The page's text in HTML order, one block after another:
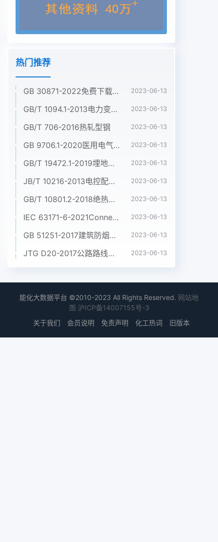
热门推荐
GB 30871-2022免费下载危险化学品企业特殊作业安全规范 2023-06-13
GB/T 1094.1-2013电力变压器 第1部分:总则 2023-06-13
GB/T 706-2016热轧型钢 2023-06-13
GB 9706.1-2020医用电气设备 第1部分:基本安全和基本性能的通用要求 2023-06-13
GB/T 19472.1-2019埋地用聚乙烯(PE)结构壁管道系统 第1部分:聚乙烯双壁波纹管材 2023-06-13
JB/T 10216-2013电控配电用电缆桥架 2023-06-13
GB/T 10801.2-2018绝热用挤塑聚苯乙烯泡沫塑料(XPS) 2023-06-13
IEC 63171-6-2021Connectors for electrical and electronic equipment - Part 6: Detail specification for 2-way and 4-way (data/power), shielded, free and fixed connectors for power and data transmission with frequencies up to 600 MHz 2023-06-13
GB 51251-2017建筑防烟排烟系统技术标准 2023-06-13
JTG D20-2017公路路线设计规范 2023-06-13
能化大数据平台 ©2010-2023 All Rights Reserved. 网站地
图 沪ICP备14007155号-3
关于我们
会员说明 免责声明 化工热词 旧版本